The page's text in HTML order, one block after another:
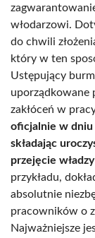
włodarzowi.
do chwili
który w ten
Ustępujący
uporządkowane
zakłóceń w
oficjalnie w dniu
składając
przejęcie
przykładu,
absolutnie
pracowników o
Najważniejsze